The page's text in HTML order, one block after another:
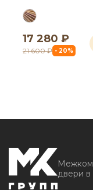
17 280 ₽
21 600 ₽ - 20%
двери в